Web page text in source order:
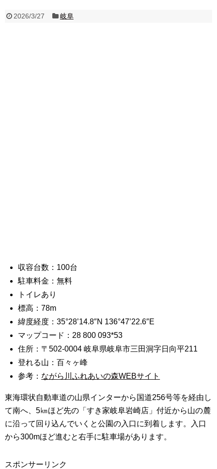
2026/3/27 岐阜
収容台数：100台
駐車料金：無料
トイレあり
標高：78m
緯度経度：35°28’14.8″N 136°47’22.6″E
マップコード：28 800 093*53
住所：〒502-0004 岐阜県岐阜市三田洞字日向平211
登れる山：百々ヶ峰
参考： ながら川ふれあいの森WEBサイト
東海環状自動車道の山県インターから国道256号等を経由し
て南へ、5㎞ほど先の「すき家岐阜岩崎店」付近から山の麓
に沿って回り込んでいくと公園の入口に到着します。入口
から300mほど進むと右手に駐車場があります。
スポンサーリンク